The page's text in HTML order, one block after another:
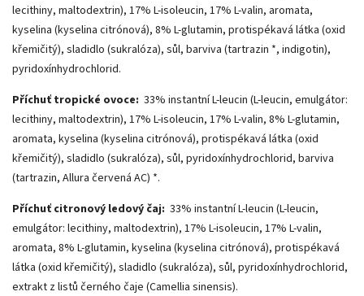
lecithiny, maltodextrin), 17% L-isoleucin, 17% L-valin, aromata,
kyselina (kyselina citrónová), 8% L-glutamin, protispékavá látka (oxid
křemičitý), sladidlo (sukralóza), sůl, barviva (tartrazin *, indigotin),
pyridoxínhydrochlorid.
Příchuť tropické ovoce: 33% instantní L-leucin (L-leucin, emulgátor:
lecithiny, maltodextrin), 17% L-isoleucin, 17% L-valin, 8% L-glutamin,
aromata, kyselina (kyselina citrónová), protispékavá látka (oxid
křemičitý), sladidlo (sukralóza), sůl, pyridoxínhydrochlorid, barviva
(tartrazin, Allura červená AC) *.
Příchuť citronový ledový čaj: 33% instantní L-leucin (L-leucin,
emulgátor: lecithiny, maltodextrin), 17% L-isoleucin, 17% L-valin,
aromata, 8% L-glutamin, kyselina (kyselina citrónová), protispékavá
látka (oxid křemičitý), sladidlo (sukralóza), sůl, pyridoxínhydrochlorid,
extrakt z listů černého čaje (Camellia sinensis).